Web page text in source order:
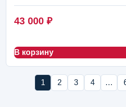
43 000 ₽
В корзину
1 2 3 4 …